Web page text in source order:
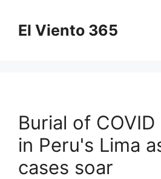
contenido
El Viento 365
Burial of
in Peru's Lima
cases soar